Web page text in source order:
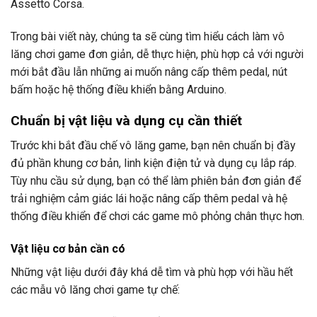
Assetto Corsa.
Trong bài viết này, chúng ta sẽ cùng tìm hiểu cách làm vô
lăng chơi game đơn giản, dễ thực hiện, phù hợp cả với người
mới bắt đầu lẫn những ai muốn nâng cấp thêm pedal, nút
bấm hoặc hệ thống điều khiển bằng Arduino.
Chuẩn bị vật liệu và dụng cụ cần thiết
Trước khi bắt đầu chế vô lăng game, bạn nên chuẩn bị đầy
đủ phần khung cơ bản, linh kiện điện tử và dụng cụ lắp ráp.
Tùy nhu cầu sử dụng, bạn có thể làm phiên bản đơn giản để
trải nghiệm cảm giác lái hoặc nâng cấp thêm pedal và hệ
thống điều khiển để chơi các game mô phỏng chân thực hơn.
Vật liệu cơ bản cần có
Những vật liệu dưới đây khá dễ tìm và phù hợp với hầu hết
các mẫu vô lăng chơi game tự chế: